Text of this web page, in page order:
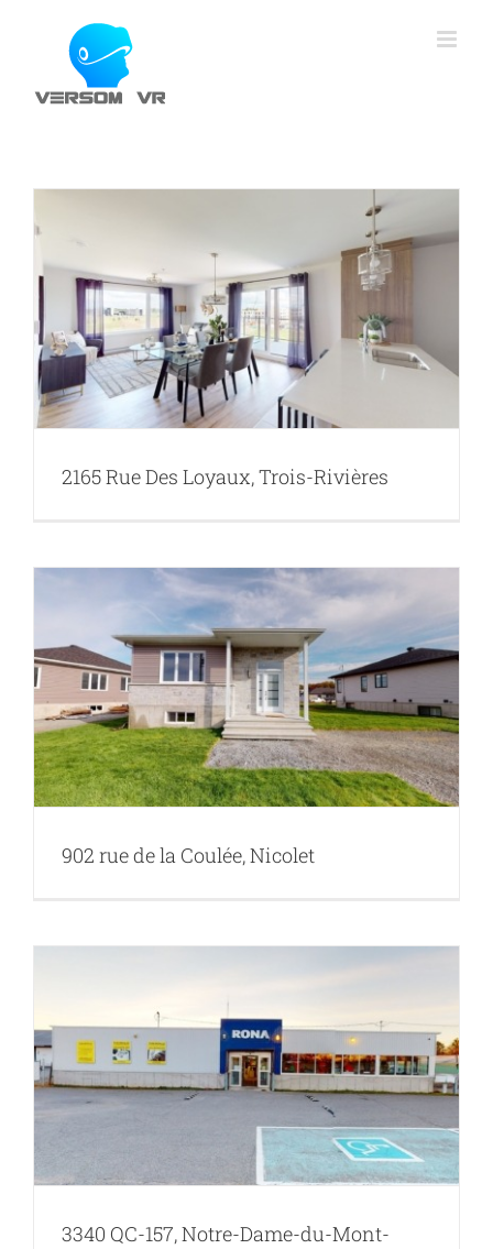
2165 Rue Des Loyaux, Trois-Rivières
902 rue de la Coulée, Nicolet
3340 QC-157, Notre-Dame-du-Mont-